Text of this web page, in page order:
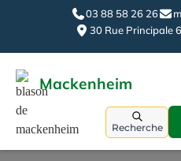
03 88 58 26 26
30 Rue Principale
Mackenheim
Recherche